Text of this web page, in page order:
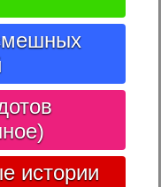
истории